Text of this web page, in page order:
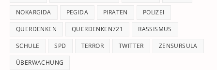
NOKARGIDA PEGIDA PIRATEN POLIZEI
QUERDENKEN QUERDENKEN721 RASSISMUS
SCHULE SPD TERROR TWITTER ZENSURSULA
ÜBERWACHUNG